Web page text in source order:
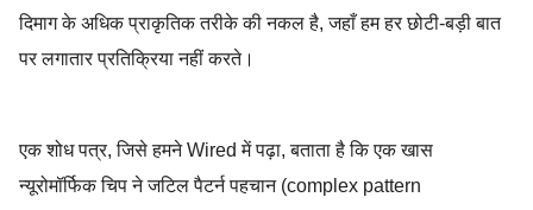
दिमाग के अधिक प्राकृतिक तरीके की नकल है, जहाँ हम हर छोटी-बड़ी बात
पर लगातार प्रतिक्रिया नहीं करते।
एक शोध पत्र, जिसे हमने Wired में पढ़ा, बताता है कि एक खास
न्यूरोमॉर्फिक चिप ने जटिल पैटर्न पहचान (complex pattern